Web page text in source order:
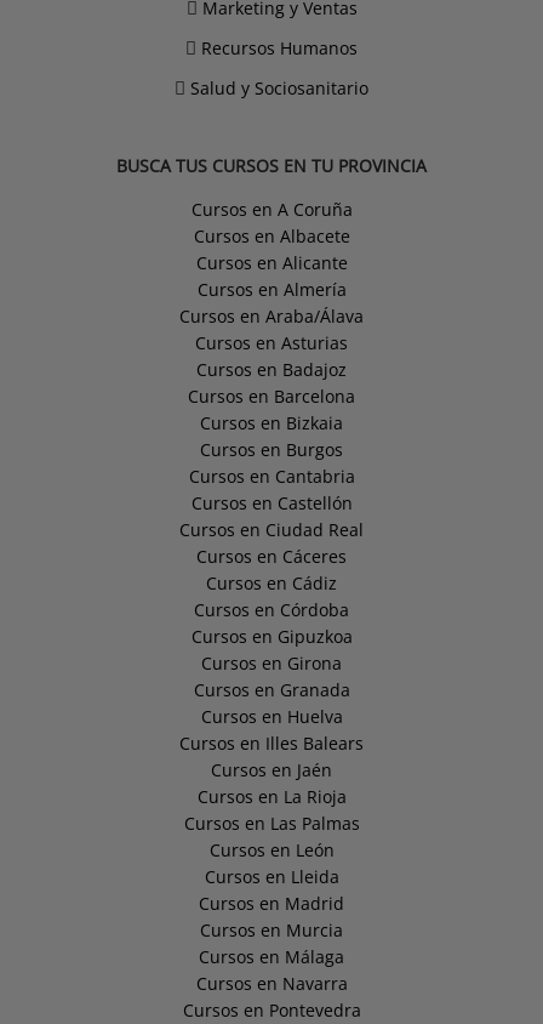
Marketing y Ventas
Recursos Humanos
Salud y Sociosanitario
BUSCA TUS CURSOS EN TU PROVINCIA
Cursos en A Coruña
Cursos en Albacete
Cursos en Alicante
Cursos en Almería
Cursos en Araba/Álava
Cursos en Asturias
Cursos en Badajoz
Cursos en Barcelona
Cursos en Bizkaia
Cursos en Burgos
Cursos en Cantabria
Cursos en Castellón
Cursos en Ciudad Real
Cursos en Cáceres
Cursos en Cádiz
Cursos en Córdoba
Cursos en Gipuzkoa
Cursos en Girona
Cursos en Granada
Cursos en Huelva
Cursos en Illes Balears
Cursos en Jaén
Cursos en La Rioja
Cursos en Las Palmas
Cursos en León
Cursos en Lleida
Cursos en Madrid
Cursos en Murcia
Cursos en Málaga
Cursos en Navarra
Cursos en Pontevedra